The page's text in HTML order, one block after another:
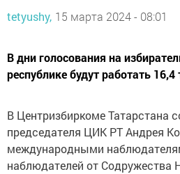
tetyushy, 15 марта 2024 - 08:01
В дни голосования на
республике будут работать
В Центризбиркоме Татарстана
председателя ЦИК РТ Андрея
международными
наблюдателей от Содружества